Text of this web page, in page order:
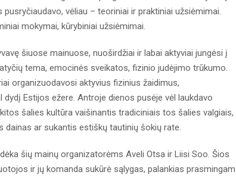
vėliau – teoriniai ir praktiniai užsiėmimai.
mokymai, kūrybiniai užsiėmimai.
šiuose mainuose, nuoširdžiai ir labai aktyviai jungėsi į
tema, emocinės sveikatos, fizinio judėjimo trūkumo.
organizuodavosi aktyvius fizinius žaidimus,
Estijos ežere. Antroje dienos pusėje vėl laukdavo
šalies kultūra vaišinantis tradiciniais tos šalies valgiais,
dainas ar sukantis estiškų tautinių šokių rate.
šių mainų organizatorėms Aveli Otsa ir Liisi Soo. Šios
ir jų komanda sukūrė sąlygas, palankias prasmingam